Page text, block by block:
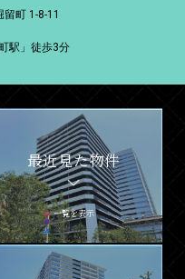
町 1-8-11
駅」徒歩3分
最近見た物件
一覧を表示